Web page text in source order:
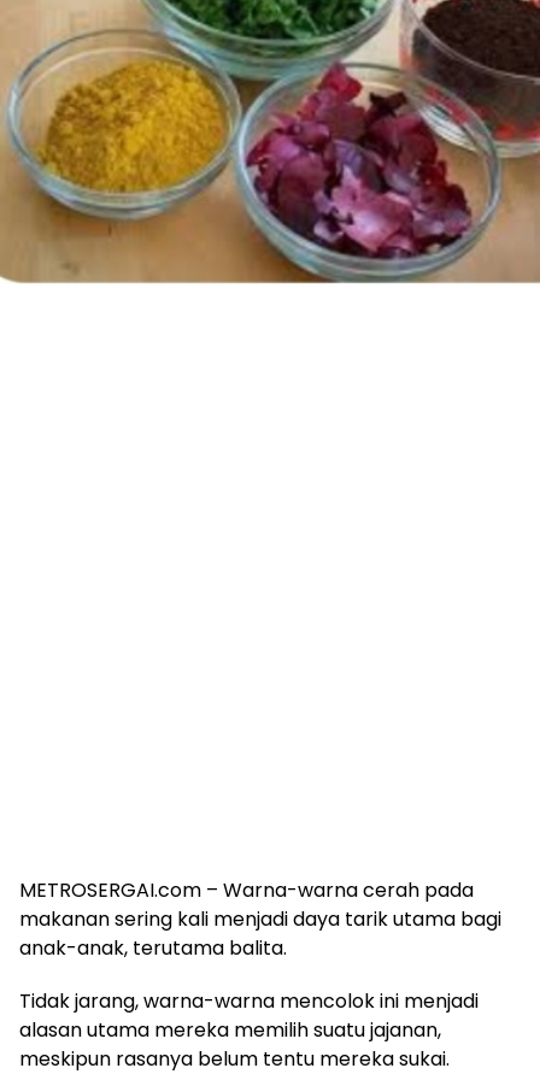
METROSERGAI.com – Warna-warna cerah pada
makanan sering kali menjadi daya tarik utama bagi
anak-anak, terutama balita.
Tidak jarang, warna-warna mencolok ini menjadi
alasan utama mereka memilih suatu jajanan,
meskipun rasanya belum tentu mereka sukai.